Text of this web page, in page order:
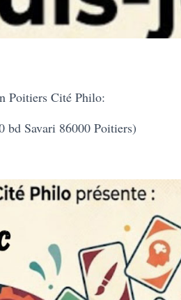
Poitiers Cité Philo:
bd Savari 86000 Poitiers)